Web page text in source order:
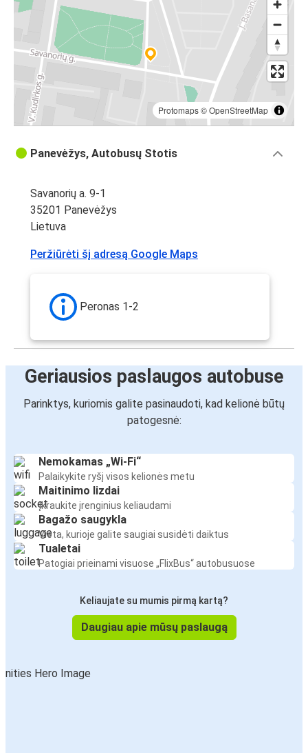
Protomaps©OpenStreetMap
Panevėžys, Autobusų Stotis
Savanorių a. 9-1
35201 Panevėžys
Lietuva
Peržiūrėti šį adresą Google Maps
Peronas 1-2
Geriausios paslaugos autobuse
Parinktys, kuriomis galite pasinaudoti, kad kelionė būtų
patogesnė:
Nemokamas „Wi-Fi“
Palaikykite ryšį visos kelionės metu
Maitinimo lizdai
Įkraukite įrenginius keliaudami
Bagažo saugykla
Vieta, kurioje galite saugiai susidėti daiktus
Tualetai
Patogiai prieinami visuose „FlixBus“ autobusuose
Keliaujate su mumis pirmą kartą?
Daugiau apie mūsų paslaugą